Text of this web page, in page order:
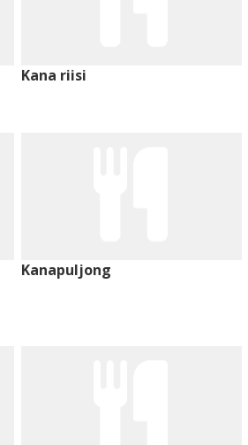
Kana riisi
Kanapuljong